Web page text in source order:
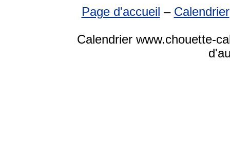
Page d'accueil – Calendrier
Calendrier www.chouette-